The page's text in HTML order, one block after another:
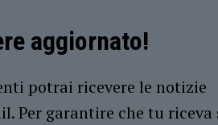
aggiornato!
potrai ricevere le notizie
Per garantire che tu riceva